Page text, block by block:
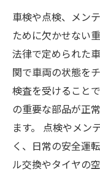
車検や点検、メン
ために欠かせない
法律で定められた
関で車両の状態を
検査を受けること
の重要な部品が正
ます。 点検やメン
く、日常の安全運
ル交換やタイヤの